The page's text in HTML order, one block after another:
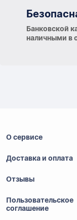
Банковской
наличными в
О сервисе
Доставка и оплата
Отзывы
Пользовательское
соглашение